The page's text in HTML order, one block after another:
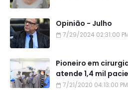
Opinião - Julho
7/29/2024 02:31:00
Pioneiro em
atende 1,4 mil
7/21/2020 04:13:00 PM